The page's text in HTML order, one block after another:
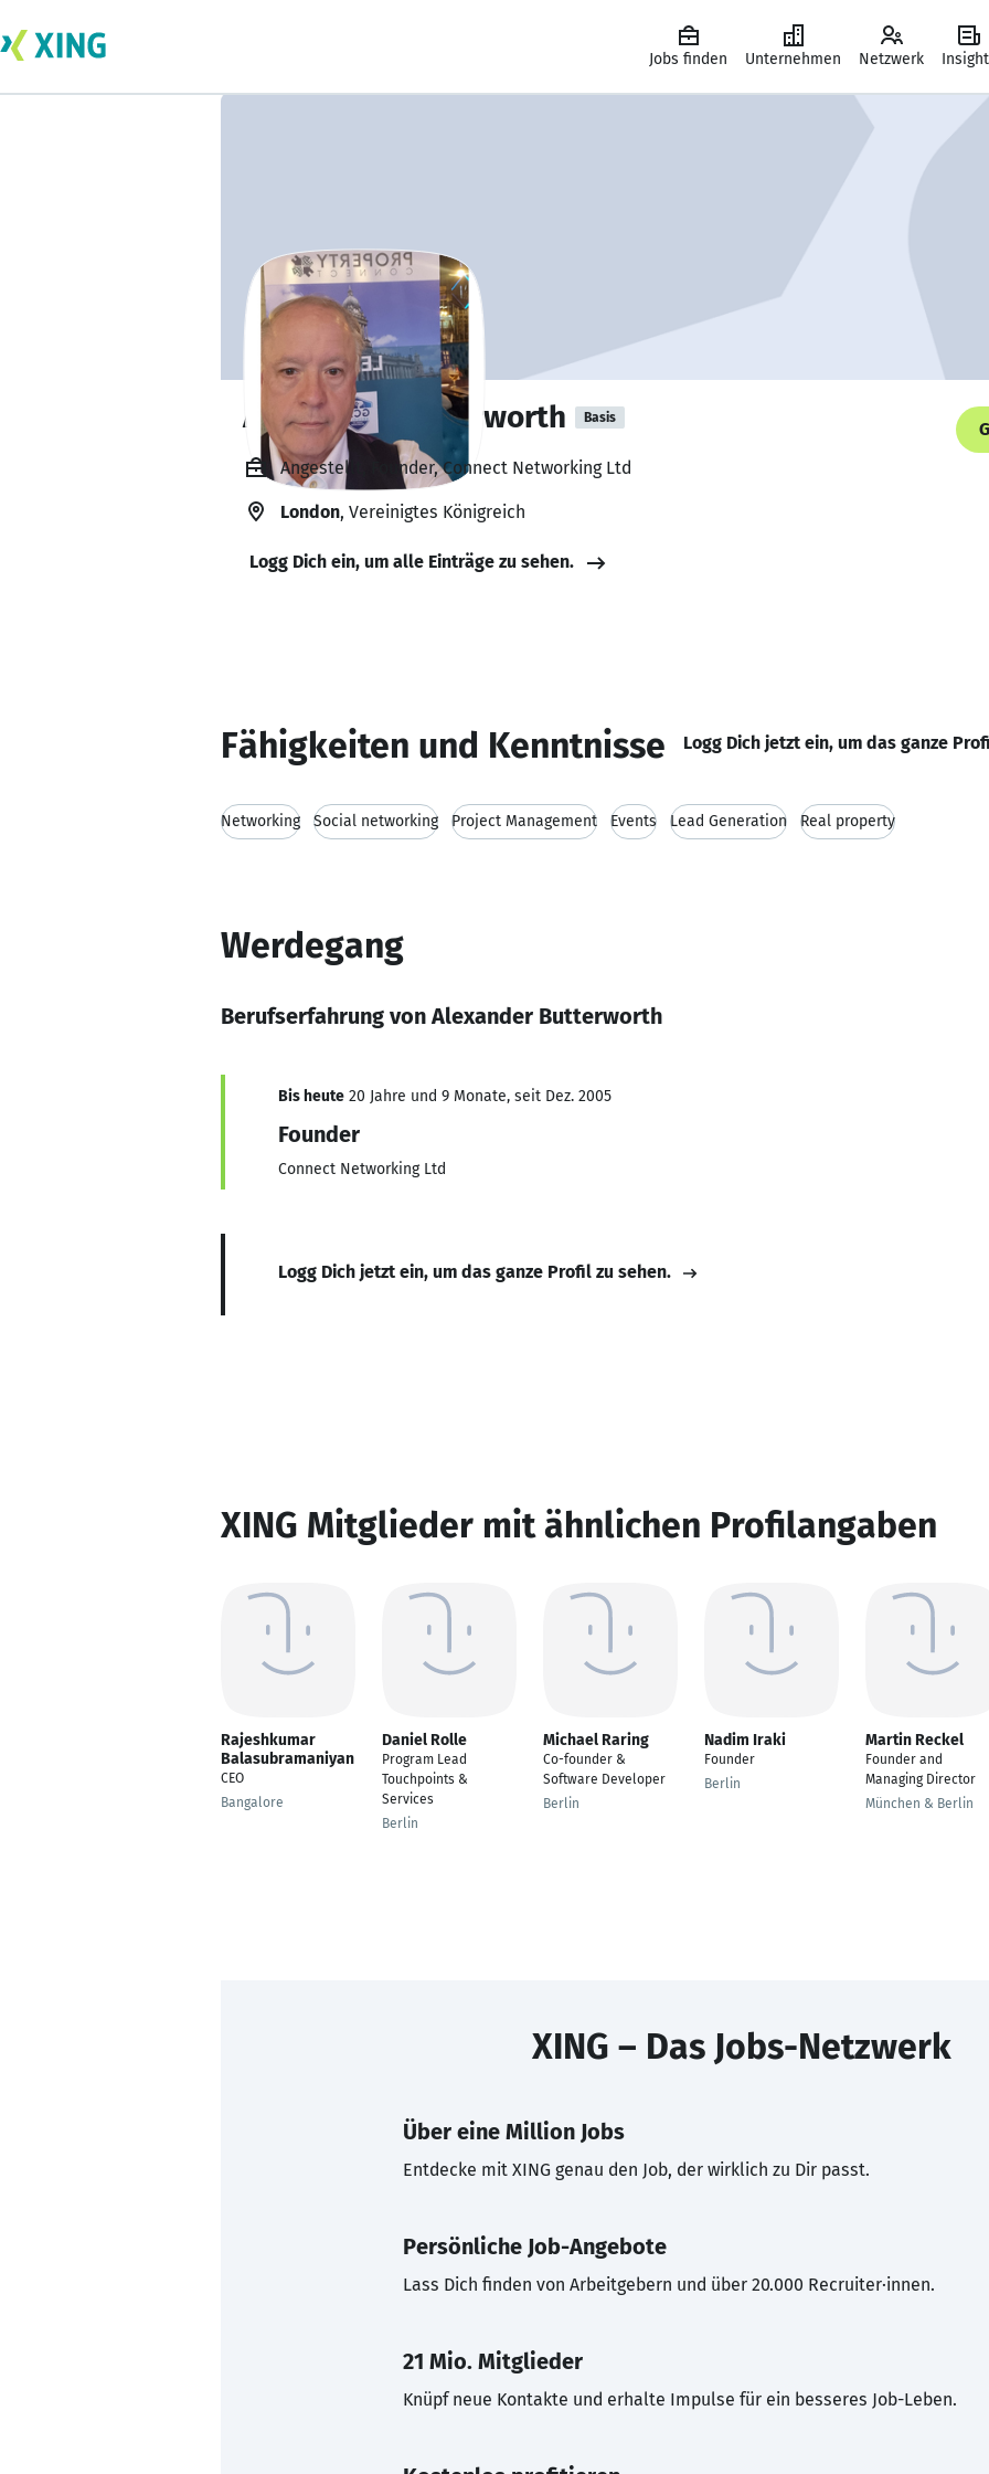
Jobs finden Unternehmen Netzwerk
Alexander Butterworth Basis
Angestellt, Founder, Connect Networking Ltd
London, Vereinigtes Königreich
Logg Dich ein, um alle Einträge zu sehen.
Fähigkeiten und Kenntnisse Logg Dich jetzt ein, um das ganze
Networking Social networking Project Management Events Lead Generation Real property
Werdegang
Berufserfahrung von Alexander Butterworth
Bis heute 20 Jahre und 9 Monate, seit Dez. 2005
Founder
Connect Networking Ltd
Logg Dich jetzt ein, um das ganze Profil zu sehen.
XING Mitglieder mit ähnlichen Profilangaben
Rajeshkumar
Balasubramaniyan
CEO
Bangalore
Daniel Rolle
Program Lead
Touchpoints &
Services
Berlin
Michael Raring
Co-founder &
Software Developer
Berlin
Nadim Iraki
Founder
Berlin
Martin Reckel
Founder and
Managing Director
München & Berlin
XING – Das Jobs-Netzwerk
Über eine Million Jobs
Entdecke mit XING genau den Job, der wirklich zu Dir passt.
Persönliche Job-Angebote
Lass Dich finden von Arbeitgebern und über 20.000 Recruiter·innen.
21 Mio. Mitglieder
Knüpf neue Kontakte und erhalte Impulse für ein besseres Job-Leben.